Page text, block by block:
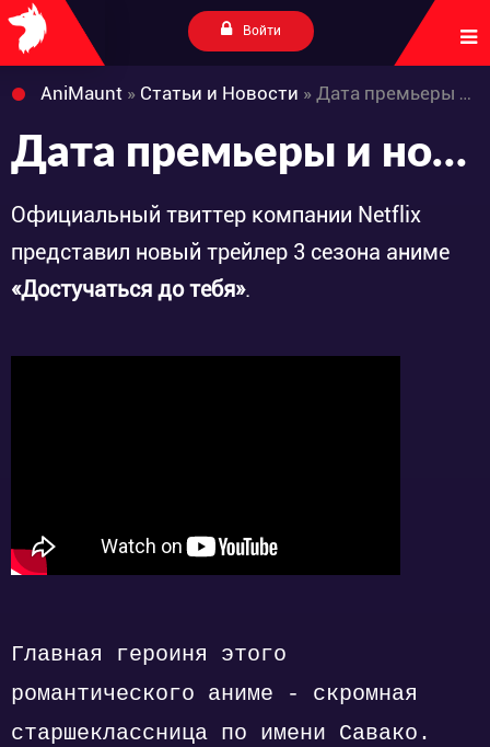
Войти
AniMaunt » Статьи и Новости » Дата премьеры и новый трейлер аниме «Kimi ni Todoke 3rd Season»
Дата премьеры и новый трейлер аниме «Kimi ni Todoke 3rd Season»
Официальный твиттер компании Netflix
представил новый трейлер 3 сезона аниме
«Достучаться до тебя».
Главная героиня этого
романтического аниме - скромная
старшеклассница по имени Савако.